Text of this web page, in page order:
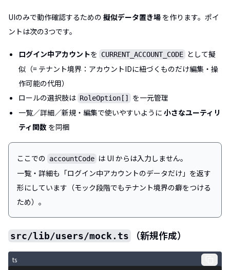
UIのみで動作確認するための 擬似データ置き場 を作ります。ポイ
ントは次の3つです。
ログイン中アカウントを CURRENT_ACCOUNT_CODE として擬
似（= テナント境界：アカウントIDに紐づくものだけ編集・操
作可能の代用）
ロールの選択肢は RoleOption[]
を一元管理
一覧／詳細／新規・編集で使いやすいように 小さなユーティリ
ティ関数 を同梱
ここでの accountCode は UI からは入力しません。
一覧・詳細も「ログイン中アカウントのデータだけ」を返す
形にしています（モック段階でもテナント境界の癖をつける
ため）。
src/lib/users/mock.ts （新規作成）
ts